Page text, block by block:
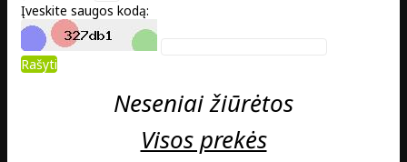
Įveskite saugos kodą:
Rašyti
Neseniai žiūrėtos
Visos prekės